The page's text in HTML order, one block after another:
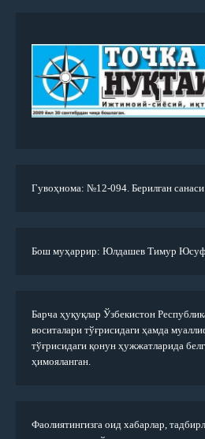
Гувоҳнома: №12-094. Берилган
Бош муҳаррир: Юлдашев Тимур
Барча ҳуқуқлар Ўзбекистон
воситалари тўғрисидаги ҳамда
тўғрисидаги қонун ҳужжатларида
ҳимояланган.
Фаолиятингизга оид хабарлар,